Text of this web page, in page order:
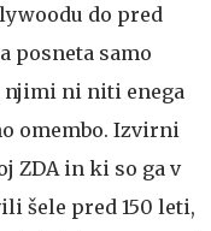
do pred
posneta samo
njimi ni niti enega
omembo. Izvirni
ZDA in ki so ga v
šele pred 150 leti,